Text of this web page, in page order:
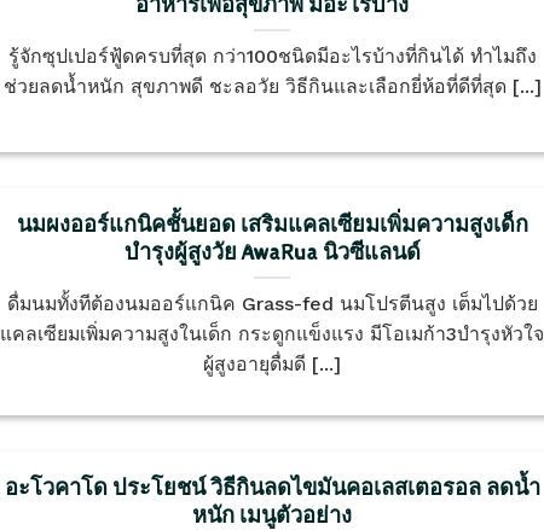
อาหารเพื่อสุขภาพ มีอะไรบ้าง
รู้จักซุปเปอร์ฟู้ดครบที่สุด กว่า100ชนิดมีอะไรบ้างที่กินได้ ทำไมถึง
ช่วยลดน้ำหนัก สุขภาพดี ชะลอวัย วิธีกินและเลือกยี่ห้อที่ดีที่สุด [...]
นมผงออร์แกนิคชั้นยอด เสริมแคลเซียมเพิ่มความสูงเด็ก
บำรุงผู้สูงวัย AwaRua นิวซีแลนด์
ดื่มนมทั้งทีต้องนมออร์แกนิค Grass-fed นมโปรตีนสูง เต็มไปด้วย
แคลเซียมเพิ่มความสูงในเด็ก กระดูกแข็งแรง มีโอเมก้า3บำรุงหัวใจ
ผู้สูงอายุดื่มดี [...]
อะโวคาโด ประโยชน์ วิธีกินลดไขมันคอเลสเตอรอล ลดน้ำ
หนัก เมนูตัวอย่าง